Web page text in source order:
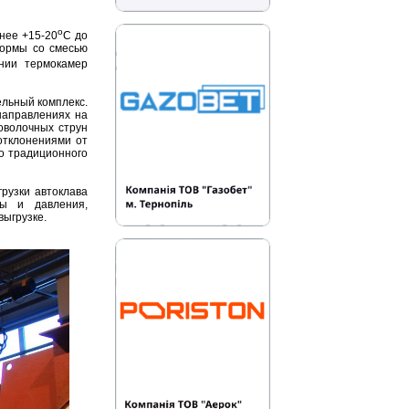
+15-20oС до
со смесью
термокамер
комплекс.
на
струн
от
традиционного
автоклава
и давления,